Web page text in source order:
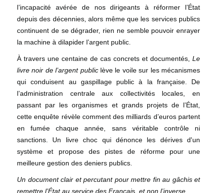
l’incapacité avérée de nos dirigeants à réformer l’État
depuis des décennies, alors même que les services publics
continuent de se dégrader, rien ne semble pouvoir enrayer
la machine à dilapider l’argent public.
À travers une centaine de cas concrets et documentés, Le
livre noir de l’argent publiclève le voile sur les mécanismes
qui conduisent au gaspillage public à la française.
De
l’administration centrale aux collectivités locales, en
passant par les organismes et grands projets de l’État,
cette enquête révèle comment des milliards d’euros partent
en fumée chaque année, sans véritable contrôle ni
sanctions. Un livre choc qui dénonce les dérives d'un
système et propose des pistes de réforme pour une
meilleure gestion des deniers publics.
Un document clair et percutant pour mettre fin au gâchis et
remettre l’État au service des Français, et non l’inverse.